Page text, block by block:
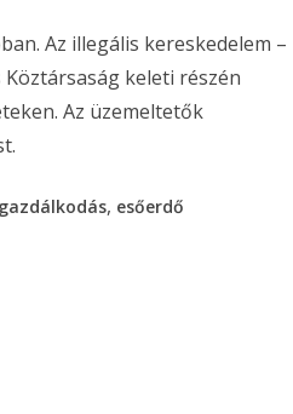
Az illegális kereskedelem –
keleti részén
Az üzemeltetők
, esőerdő